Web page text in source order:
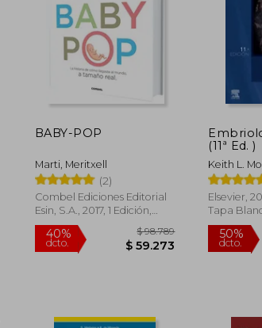
BABY-POP
Marti, Meritxell
(2)
Combel Ediciones Editorial
Esin, S.A., 2017, 1 Edición,
Tapa Dura, Nuevo
dcto.
(11ª Ed. )
Keith L.
Elsevier,
Tapa